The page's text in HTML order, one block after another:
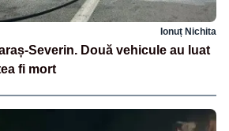
Ionuț Nichita
Severin. Două vehicule au luat
fi mort